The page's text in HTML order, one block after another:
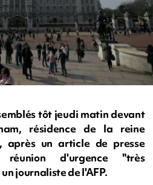
tôt jeudi matin devant
résidence de la reine
après un article de presse
d'urgence "très
journaliste de l'AFP.